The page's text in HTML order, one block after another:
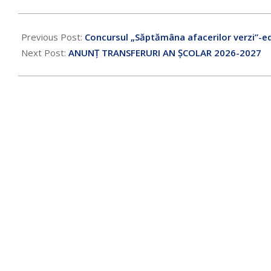
Previous Post: Concursul „Săptămâna afacerilor verzi”-
Next Post: ANUNȚ TRANSFERURI AN ȘCOLAR 2026-2027